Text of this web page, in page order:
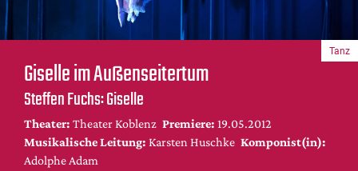
Bühnenwelt
Festivals & Veranstaltungen
Menschen & Theater
Themen
Internationales
Nachrufe
Medientipps
Giselle im Außenseitertum
Steffen Fuchs: Giselle
Theater: Theater Koblenz Premiere: 19.05.2012
Musikalische Leitung: Karsten Huschke Komponist(in):
Adolphe Adam
Tanz